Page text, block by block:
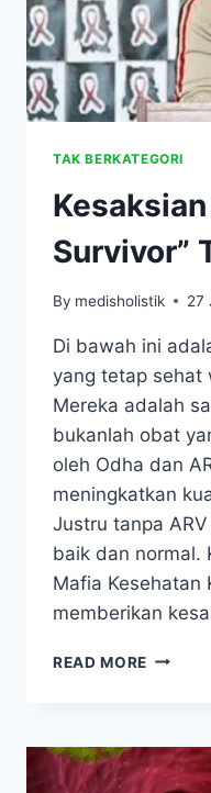
TAK BERKATEGORI
Kesaksian
Survivor”
By medisholistik 27
Di bawah ini
yang tetap sehat
Mereka adalah
bukanlah obat
oleh Odha dan
meningkatkan
Justru tanpa
baik dan normal.
Mafia Kesehatan
memberikan
READ MORE
TANPA
ARV